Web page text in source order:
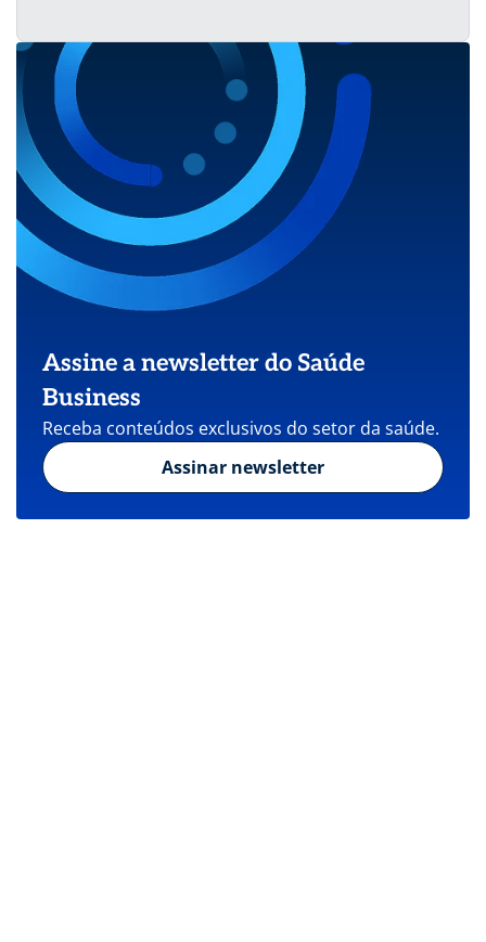
Assine a newsletter do Saúde
Business
Receba conteúdos exclusivos do setor da saúde.
Assinar newsletter